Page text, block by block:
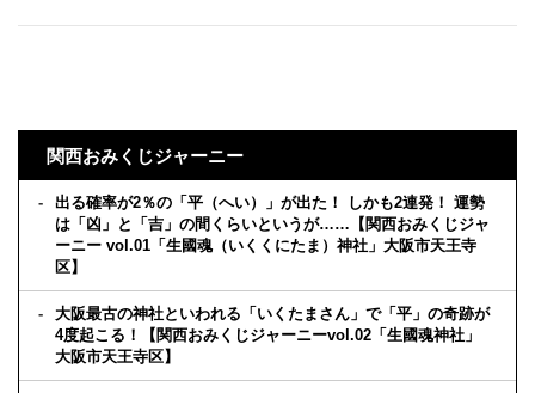
関西おみくじジャーニー
出る確率が2％の「平（へい）」が出た！ しかも2連発！ 運勢
は「凶」と「吉」の間くらいというが……【関西おみくじジャ
ーニー vol.01「生國魂（いくくにたま）神社」大阪市天王寺
区】
大阪最古の神社といわれる「いくたまさん」で「平」の奇跡が
4度起こる！【関西おみくじジャーニーvol.02「生國魂神社」
大阪市天王寺区】